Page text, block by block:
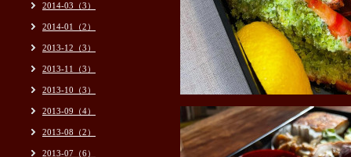
2014-03（3）
2014-01（2）
2013-12（3）
2013-11（3）
2013-10（3）
2013-09（4）
2013-08（2）
2013-07（6）